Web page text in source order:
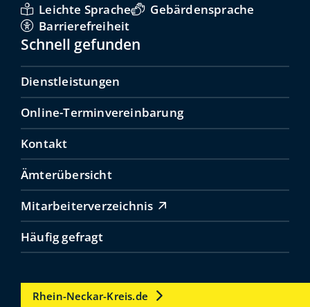
Leichte Sprache
Gebärdensprache
Barrierefreiheit
Schnell gefunden
Dienstleistungen
Online-Terminvereinbarung
Kontakt
Ämterübersicht
Mitarbeiterverzeichnis
Häufig gefragt
Rhein-Neckar-Kreis.de